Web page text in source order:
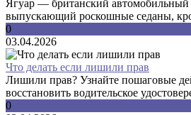
Ягуар — британский автомобильный
выпускающий роскошные седаны,
0
03.04.2026
Что делать если лишили прав
Лишили прав? Узнайте пошаговые
восстановить водительское
0